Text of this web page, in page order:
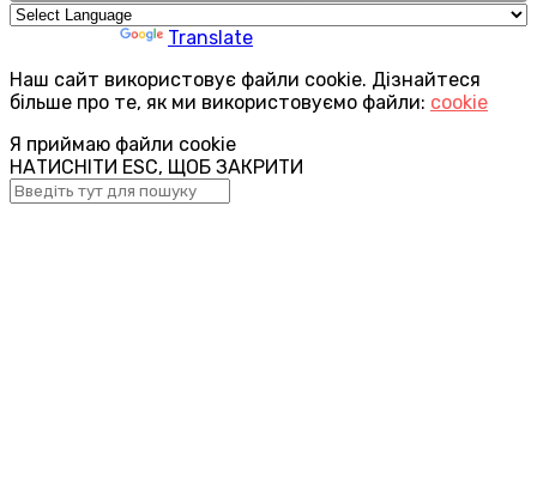
Translate
Наш сайт використовує файли cookie. Дізнайтеся
більше про те, як ми використовуємо файли: cookie
Я приймаю файли cookie
НАТИСНІТИ ESC, ЩОБ ЗАКРИТИ